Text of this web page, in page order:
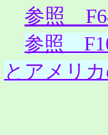
参照
参照
とアメリ
ご